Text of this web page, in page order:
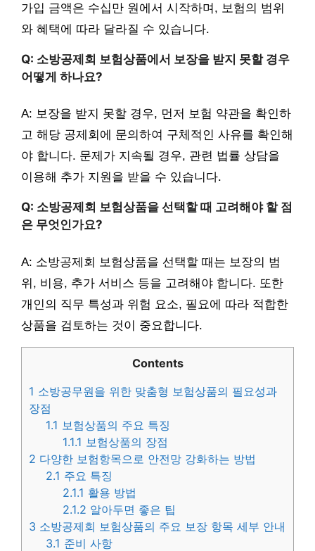
가입 금액은 수십만 원에서 시작하며, 보험의 범위
와 혜택에 따라 달라질 수 있습니다.
Q: 소방공제회 보험상품에서 보장을 받지 못할 경우
어떻게 하나요?
A: 보장을 받지 못할 경우, 먼저 보험 약관을 확인하
고 해당 공제회에 문의하여 구체적인 사유를 확인해
야 합니다. 문제가 지속될 경우, 관련 법률 상담을
이용해 추가 지원을 받을 수 있습니다.
Q: 소방공제회 보험상품을 선택할 때 고려해야 할 점
은 무엇인가요?
A: 소방공제회 보험상품을 선택할 때는 보장의 범
위, 비용, 추가 서비스 등을 고려해야 합니다. 또한
개인의 직무 특성과 위험 요소, 필요에 따라 적합한
상품을 검토하는 것이 중요합니다.
Contents
1 소방공무원을 위한 맞춤형 보험상품의 필요성과
장점
1.1 보험상품의 주요 특징
1.1.1 보험상품의 장점
2 다양한 보험항목으로 안전망 강화하는 방법
2.1 주요 특징
2.1.1 활용 방법
2.1.2 알아두면 좋은 팁
3 소방공제회 보험상품의 주요 보장 항목 세부 안내
3.1 준비 사항